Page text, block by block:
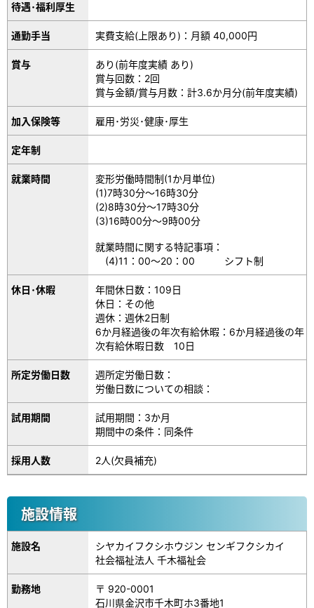
待遇･福利厚生
通勤手当 実費支給(上限あり)：月額 40,000円
賞与
あり(前年度実績 あり)
賞与回数：2回
賞与金額/賞与月数：計3.6か月分(前年度実績)
加入保険等 雇用･労災･健康･厚生
定年制
就業時間
変形労働時間制(1か月単位)
(1)7時30分～16時30分
(2)8時30分～17時30分
(3)16時00分～9時00分
就業時間に関する特記事項：
(4)11：00～20：00 シフト制
休日･休暇
年間休日数：109日
休日：その他
週休：週休2日制
6か月経過後の年次有給休暇：6か月経過後の年
次有給休暇日数 10日
所定労働日数
週所定労働日数：
労働日数についての相談：
試用期間
試用期間：3か月
期間中の条件：同条件
採用人数 2人(欠員補充)
施設情報
施設名
シヤカイフクシホウジン センギフクシカイ
社会福祉法人 千木福祉会
勤務地
〒 920-0001
石川県金沢市千木町ホ3番地1